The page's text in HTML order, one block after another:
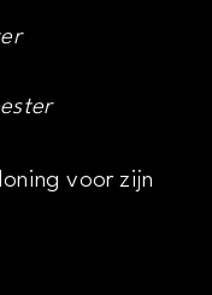
voor zijn